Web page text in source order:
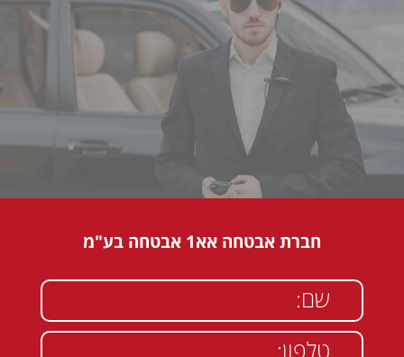
חברת אבטחה אא1 אבטחה בע"מ